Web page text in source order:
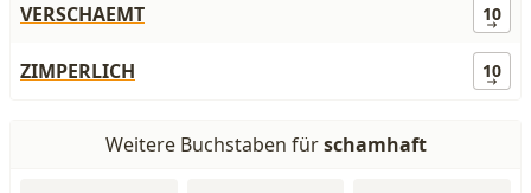
VERSCHAEMT 10
ZIMPERLICH 10
Weitere Buchstaben fürschamhaft